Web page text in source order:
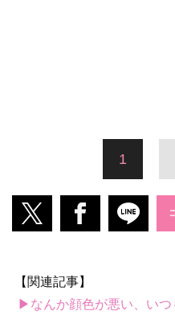
1
【関連記事】
▶なんか顔色が悪い、いつ